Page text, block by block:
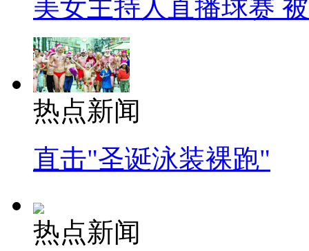
美女主持人直播球赛
热点新闻
直击"圣诞泳装裸跑"
热点新闻